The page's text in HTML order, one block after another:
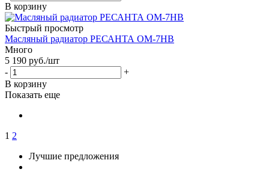
В корзину
Быстрый просмотр
Масляный радиатор РЕСАНТА ОМ-7НВ
Много
5 190 руб./шт
-
+
В корзину
Показать еще
1 2
Лучшие предложения